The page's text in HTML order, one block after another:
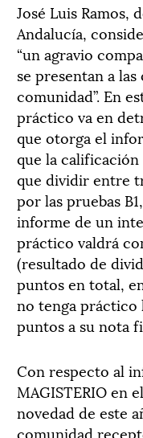
José Luis Ramos,
Andalucía,
“un agravio
se presentan a
comunidad”. En
práctico va en
que otorga el
que la
que dividir entre
por las pruebas
informe de un
práctico valdrá
(resultado de
puntos en total,
no tenga práctico
puntos a su nota
Con respecto al
MAGISTERIO en
novedad de este
comunidad